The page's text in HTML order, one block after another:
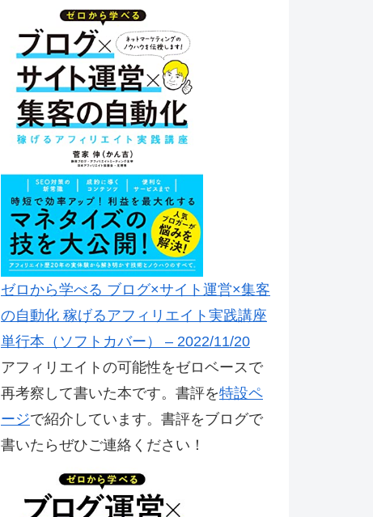
ゼロから学べる ブログ×サイト運営×集客
の自動化 稼げるアフィリエイト実践講座
単行本（ソフトカバー） – 2022/11/20
アフィリエイトの可能性をゼロベースで
再考察して書いた本です。書評を特設ペ
ージで紹介しています。書評をブログで
書いたらぜひご連絡ください！